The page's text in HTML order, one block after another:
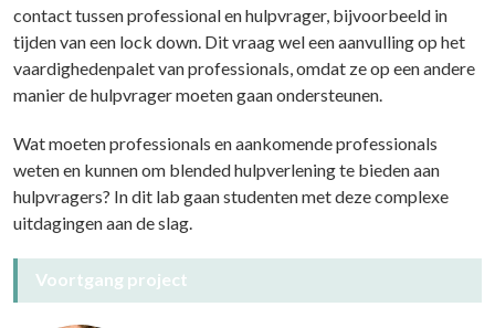
contact tussen professional en hulpvrager, bijvoorbeeld in
tijden van een lock down. Dit vraag wel een aanvulling op het
vaardighedenpalet van professionals, omdat ze op een andere
manier de hulpvrager moeten gaan ondersteunen.
Wat moeten professionals en aankomende professionals
weten en kunnen om blended hulpverlening te bieden aan
hulpvragers? In dit lab gaan studenten met deze complexe
uitdagingen aan de slag.
Voortgang project